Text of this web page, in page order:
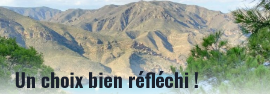
Un choix bien réfléchi !